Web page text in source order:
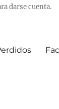
darse cuenta.